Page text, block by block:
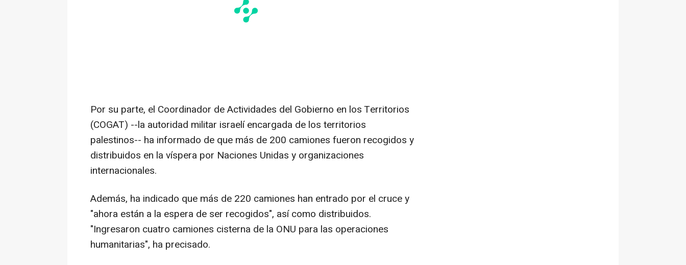
Por su parte, el Coordinador de Actividades del Gobierno en los Territorios
(COGAT) --la autoridad militar israelí encargada de los territorios
palestinos-- ha informado de que más de 200 camiones fueron recogidos y
distribuidos en la víspera por Naciones Unidas y organizaciones
internacionales.
Además, ha indicado que más de 220 camiones han entrado por el cruce y
"ahora están a la espera de ser recogidos", así como distribuidos.
"Ingresaron cuatro camiones cisterna de la ONU para las operaciones
humanitarias", ha precisado.